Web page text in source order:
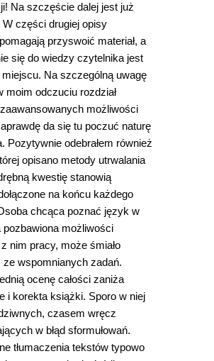
Na szczęście dalej jest już
W części drugiej opisy
przyswoić materiał, a
się do wiedzy czytelnika jest
miejscu. Na szczególną uwagę
moim odczuciu rozdział
możliwości
da się tu poczuć naturę
Pozytywnie odebrałem również
opisano metody utrwalania
kwestię stanowią
na końcu każdego
chcąca poznać język w
pozbawiona możliwości
nim pracy, może śmiało
wspomnianych zadań.
ocenę całości zaniża
i korekta książki. Sporo w niej
czasem wręcz
w błąd sformułowań.
tłumaczenia tekstów typowo